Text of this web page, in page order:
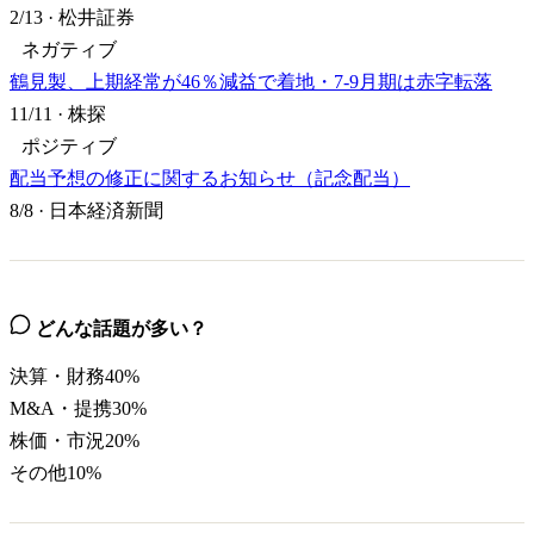
2/13 · 松井証券
ネガティブ
鶴見製、上期経常が46％減益で着地・7-9月期は赤字転落
11/11 · 株探
ポジティブ
配当予想の修正に関するお知らせ（記念配当）
8/8 · 日本経済新聞
どんな話題が多い？
決算・財務40%
M&A・提携30%
株価・市況20%
その他10%